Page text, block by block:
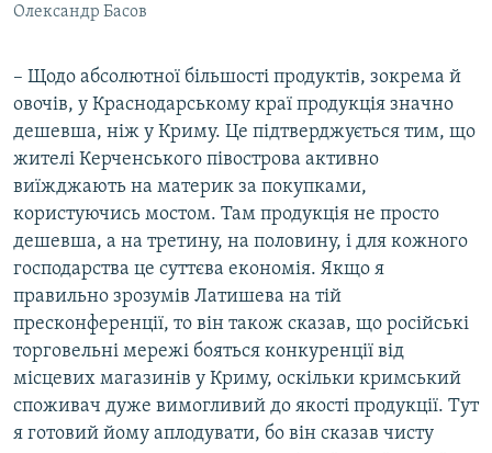
Олександр Басов
– Щодо абсолютної більшості продуктів, зокрема й
овочів, у Краснодарському краї продукція значно
дешевша, ніж у Криму. Це підтверджується тим, що
жителі Керченського півострова активно
виїжджають на материк за покупками,
користуючись мостом. Там продукція не просто
дешевша, а на третину, на половину, і для кожного
господарства це суттєва економія. Якщо я
правильно зрозумів Латишева на тій
пресконференції, то він також сказав, що російські
торговельні мережі бояться конкуренції від
місцевих магазинів у Криму, оскільки кримський
споживач дуже вимогливий до якості продукції. Тут
я готовий йому аплодувати, бо він сказав чисту